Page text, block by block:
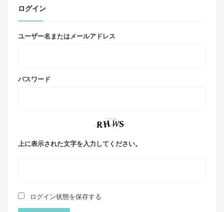
ログイン
ユーザー名またはメールアドレス
パスワード
上に表示された文字を入力してください。
ログイン状態を保存する